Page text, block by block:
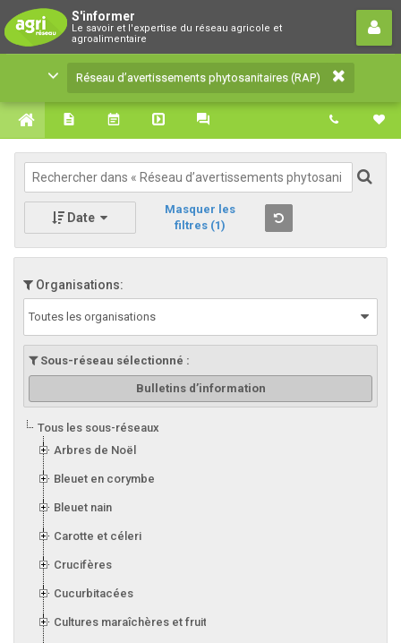
S'informer
Le savoir et l'expertise du réseau agricole et
agroalimentaire
Réseau d’avertissements
phytosanitaires (RAP)
Le savoir et l'expertise du réseau agricole et
agroalimentaire
Réseau d’avertissements phytosanitaires (RAP)
Date
Masquer les
filtres (1)
Organisations:
Toutes les organisations
Sous-réseau sélectionné :
Bulletins d’information
Tous les sous-réseaux
Arbres de Noël
Bleuet en corymbe
Bleuet nain
Carotte et céleri
Crucifères
Cucurbitacées
Cultures maraîchères et fruitières en serre